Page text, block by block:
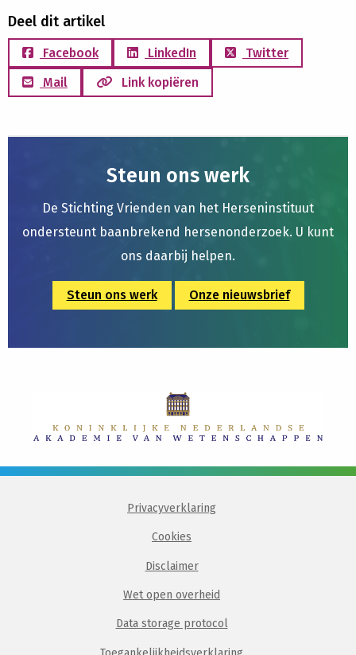
Deel dit artikel
Facebook LinkedIn
Twitter
Mail
Link kopiëren
Steun ons werk
De Stichting Vrienden van het Herseninstituut
ondersteunt baanbrekend hersenonderzoek. U kunt
ons daarbij helpen.
Steun ons werk Onze nieuwsbrief
Privacyverklaring
Cookies
Disclaimer
Wet open overheid
Data storage protocol